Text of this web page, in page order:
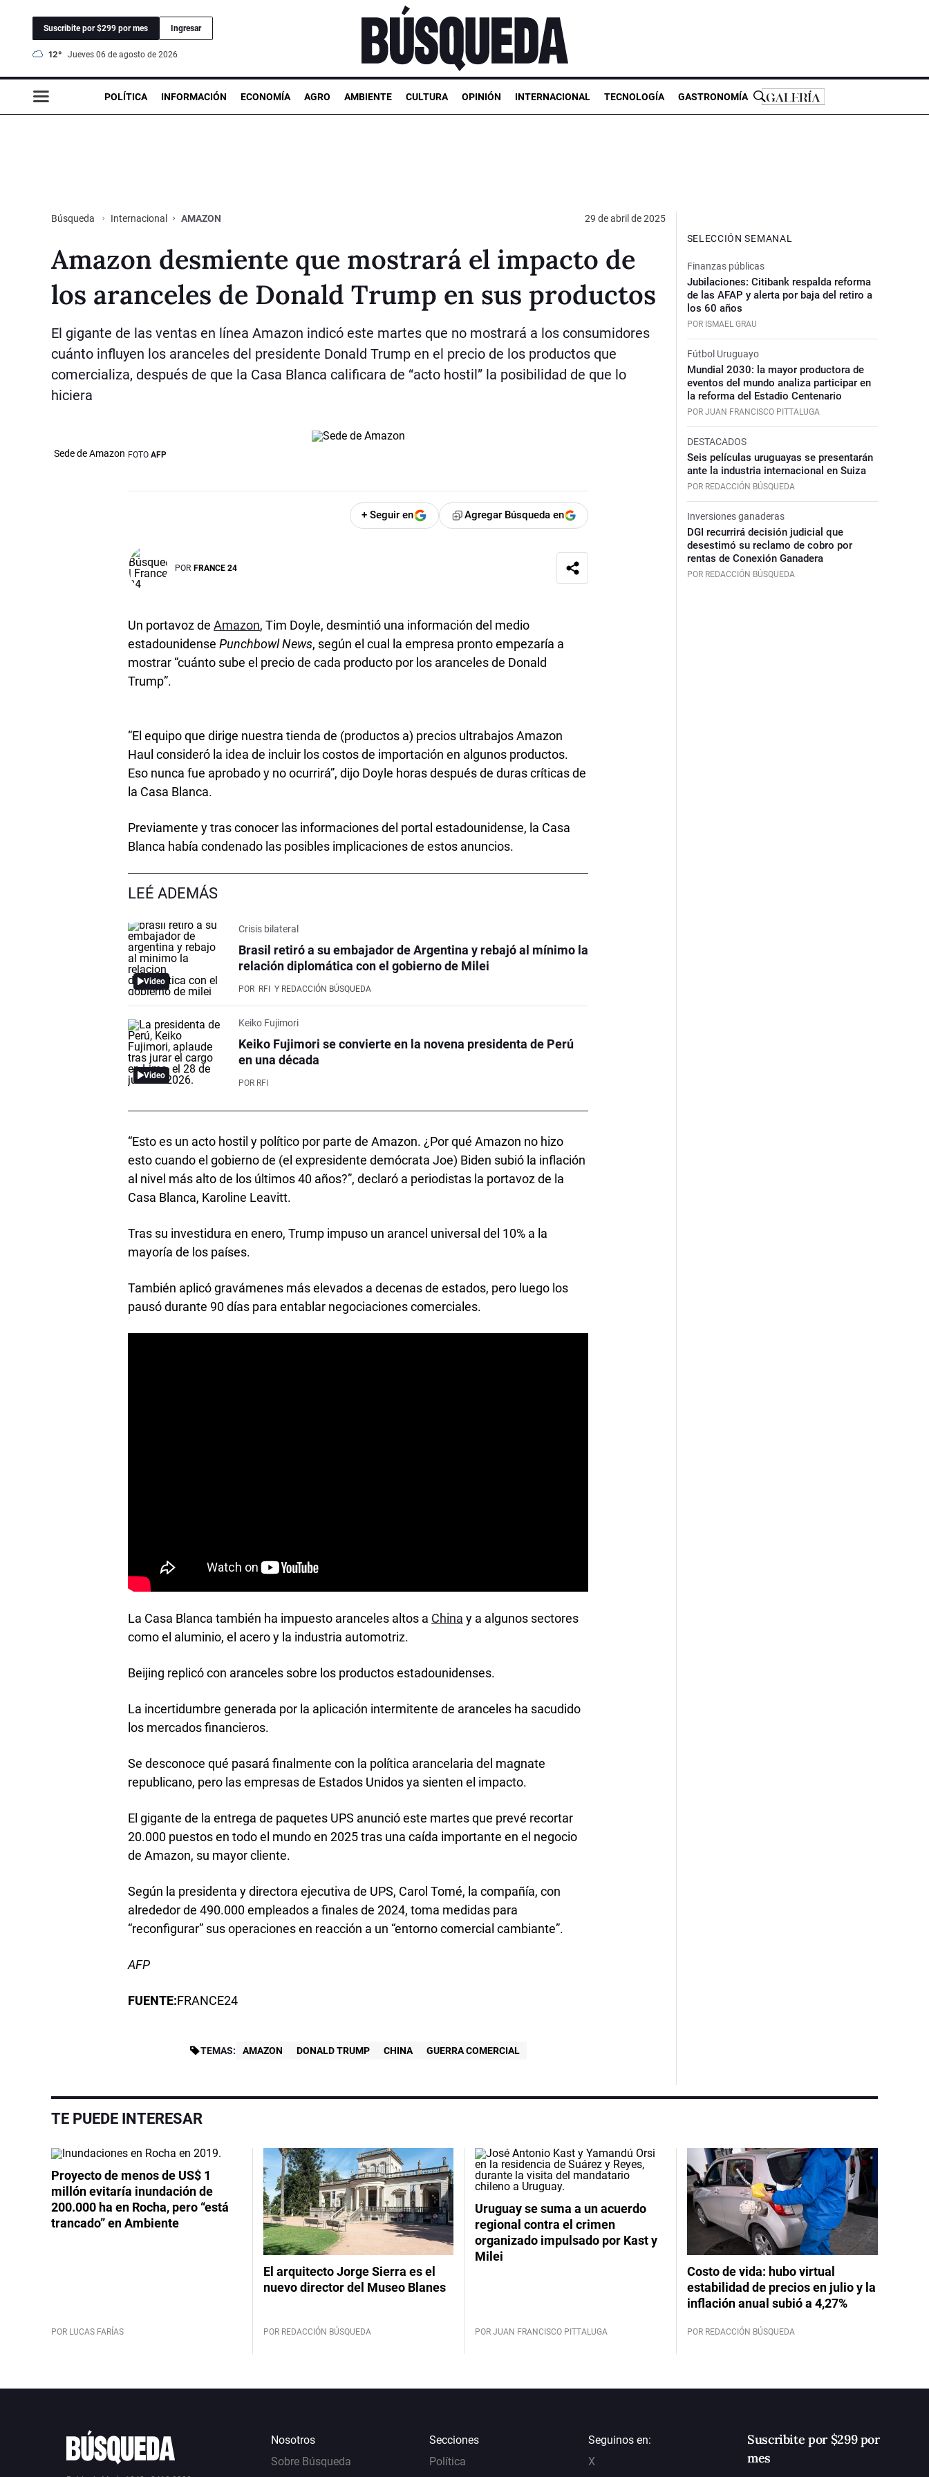
Suscribite por $299 por mes Ingresar
12° jueves 06 de agosto de 2026
POLÍTICA INFORMACIÓN ECONOMÍA AGRO AMBIENTE CULTURA OPINIÓN INTERNACIONAL TECNOLOGÍA GASTRONOMÍA
Búsqueda Internacional AMAZON 29 de abril de 2025
Amazon desmiente que mostrará el impacto de
los aranceles de Donald Trump en sus productos
El gigante de las ventas en línea Amazon indicó este martes que no mostrará a los consumidores
cuánto influyen los aranceles del presidente Donald Trump en el precio de los productos que
comercializa, después de que la Casa Blanca calificara de “acto hostil” la posibilidad de que lo
hiciera
Sede de Amazon FOTO AFP
+ Seguir en Agregar Búsqueda en
POR FRANCE 24
Un portavoz deAmazon, Tim Doyle, desmintió una información del medio
estadounidensePunchbowl News, según el cual la empresa pronto empezaría a
mostrar “cuánto sube el precio de cada producto por los aranceles de Donald
Trump”.
“El equipo que dirige nuestra tienda de (productos a) precios ultrabajos Amazon
Haul consideró la idea de incluir los costos de importación en algunos productos.
Eso nunca fue aprobado y no ocurrirá”, dijo Doyle horas después de duras críticas de
la Casa Blanca.
Previamente y tras conocer las informaciones del portal estadounidense, la Casa
Blanca había condenado las posibles implicaciones de estos anuncios.
LEÉ ADEMÁS
Video
Crisis bilateral
Brasil retiró a su embajador de Argentina y rebajó al mínimo la
relación diplomática con el gobierno de Milei
POR RFI Y REDACCIÓN BÚSQUEDA
Video
Keiko Fujimori
Keiko Fujimori se convierte en la novena presidenta de Perú
en una década
POR RFI
“Esto es un acto hostil y político por parte de Amazon. ¿Por qué Amazon no hizo
esto cuando el gobierno de (el expresidente demócrata Joe) Biden subió la inflación
al nivel más alto de los últimos 40 años?”, declaró a periodistas la portavoz de la
Casa Blanca, Karoline Leavitt.
Tras su investidura en enero, Trump impuso un arancel universal del 10% a la
mayoría de los países.
También aplicó gravámenes más elevados a decenas de estados, pero luego los
pausó durante 90 días para entablar negociaciones comerciales.
La Casa Blanca también ha impuesto aranceles altos a China y a algunos sectores
como el aluminio, el acero y la industria automotriz.
Beijing replicó con aranceles sobre los productos estadounidenses.
La incertidumbre generada por la aplicación intermitente de aranceles ha sacudido
los mercados financieros.
Se desconoce qué pasará finalmente con la política arancelaria del magnate
republicano, pero las empresas de Estados Unidos ya sienten el impacto.
El gigante de la entrega de paquetes UPS anunció este martes que prevé recortar
20.000 puestos en todo el mundo en 2025 tras una caída importante en el negocio
de Amazon, su mayor cliente.
Según la presidenta y directora ejecutiva de UPS, Carol Tomé, la compañía, con
alrededor de 490.000 empleados a finales de 2024, toma medidas para
“reconfigurar” sus operaciones en reacción a un “entorno comercial cambiante”.
AFP
FUENTE:FRANCE24
TEMAS: AMAZON DONALD TRUMP CHINA GUERRA COMERCIAL
SELECCIÓN SEMANAL
Finanzas públicas
Jubilaciones: Citibank respalda reforma
de las AFAP y alerta por baja del retiro a
los 60 años
POR ISMAEL GRAU
Fútbol Uruguayo
Mundial 2030: la mayor productora de
eventos del mundo analiza participar en
la reforma del Estadio Centenario
POR JUAN FRANCISCO PITTALUGA
DESTACADOS
Seis películas uruguayas se presentarán
ante la industria internacional en Suiza
POR REDACCIÓN BÚSQUEDA
Inversiones ganaderas
DGI recurrirá decisión judicial que
desestimó su reclamo de cobro por
rentas de Conexión Ganadera
POR REDACCIÓN BÚSQUEDA
TE PUEDE INTERESAR
Proyecto de menos de US$ 1
millón evitaría inundación de
200.000 ha en Rocha, pero “está
trancado” en Ambiente
POR LUCAS FARÍAS
El arquitecto Jorge Sierra es el
nuevo director del Museo Blanes
POR REDACCIÓN BÚSQUEDA
Uruguay se suma a un acuerdo
regional contra el crimen
organizado impulsado por Kast y
Milei
POR JUAN FRANCISCO PITTALUGA
Costo de vida: hubo virtual
estabilidad de precios en julio y la
inflación anual subió a 4,27%
POR REDACCIÓN BÚSQUEDA
Nosotros
Sobre Búsqueda
Secciones
Política
Seguinos en:
X
Suscribite por $299 por
mes